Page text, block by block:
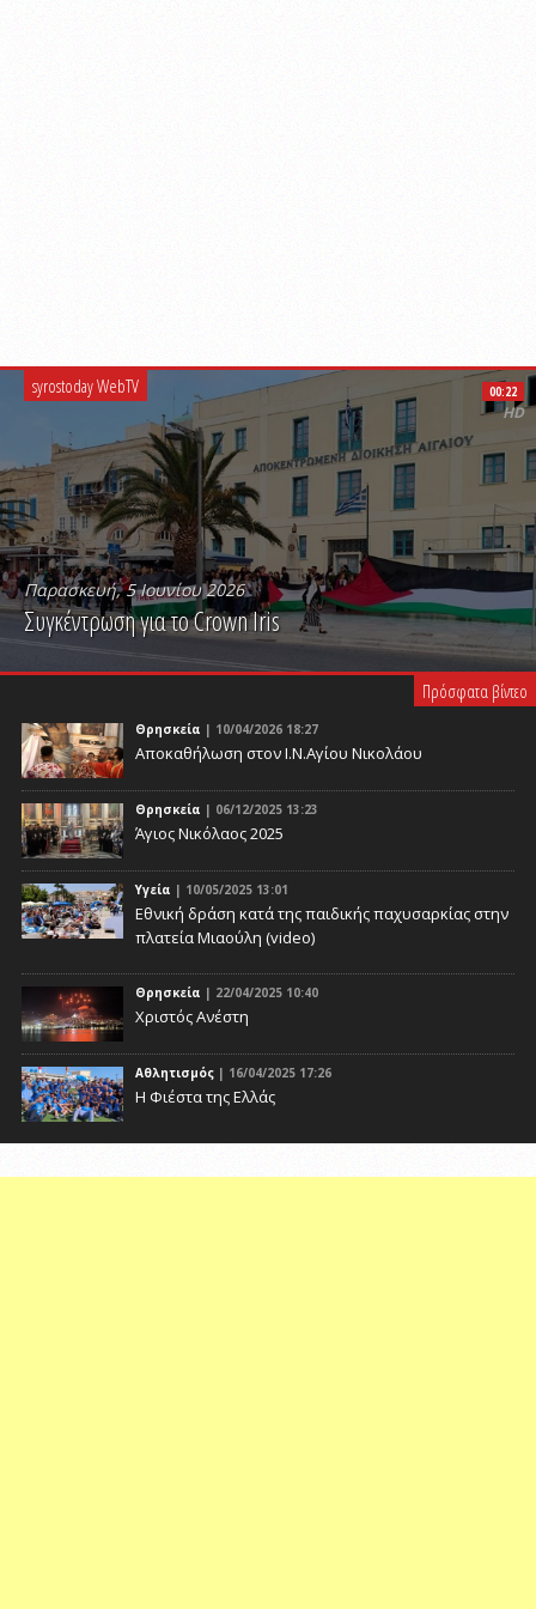
syrostoday WebTV
Παρασκευή, 5 Ιουνίου 2026
Συγκέντρωση για το Crown Iris
PLAY VIDEO
00:22
HD
Πρόσφατα βίντεο
Θρησκεία | 10/04/2026 18:27
Αποκαθήλωση στον Ι.Ν.Αγίου Νικολάου
Θρησκεία | 06/12/2025 13:23
Άγιος Νικόλαος 2025
Υγεία | 10/05/2025 13:01
Eθνική δράση κατά της παιδικής παχυσαρκίας στην
πλατεία Μιαούλη (video)
Θρησκεία | 22/04/2025 10:40
Χριστός Ανέστη
Αθλητισμός | 16/04/2025 17:26
Η Φιέστα της Ελλάς